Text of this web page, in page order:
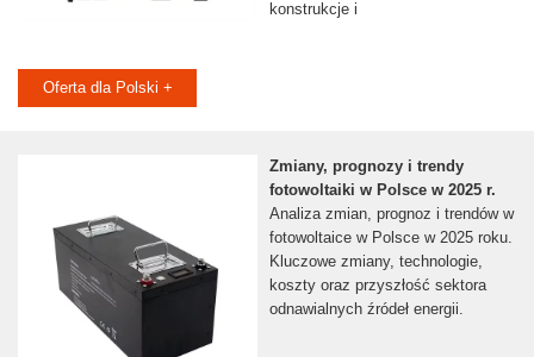
konstrukcje i
Oferta dla Polski +
Zmiany, prognozy i trendy
fotowoltaiki w Polsce w 2025 r.
Analiza zmian, prognoz i trendów w
fotowoltaice w Polsce w 2025 roku.
Kluczowe zmiany, technologie,
koszty oraz przyszłość sektora
odnawialnych źródeł energii.